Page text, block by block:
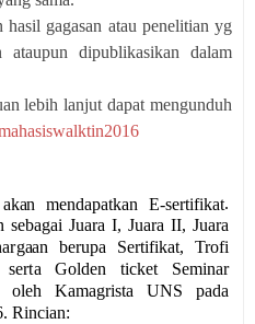
gagasan atau penelitian yg
ataupun dipublikasikan dalam
lebih lanjut dapat mengunduh
akan mendapatkan E-sertifikat.
sebagai Juara I, Juara II,Juara
argaan berupa Sertifikat,
Trofi
serta Golden ticket Seminar
oleh Kamagrista UNS pada
. Rincian: